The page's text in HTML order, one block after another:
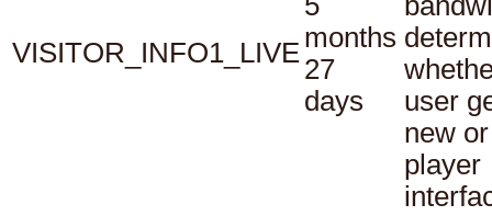
VISITOR_INFO1_LIVEmonths
27
days
user
new
player